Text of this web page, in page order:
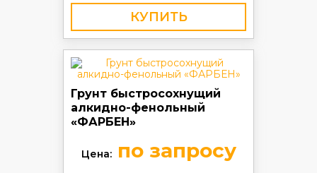
КУПИТЬ
Грунт быстросохнущий
алкидно-фенольный
«ФАРБЕН»
Цена:по запросу